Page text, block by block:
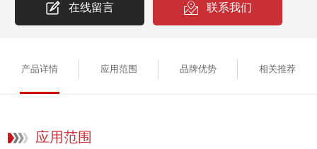
在线留言 联系我们
产品详情 应用范围 品牌优势 相关推荐
应用范围